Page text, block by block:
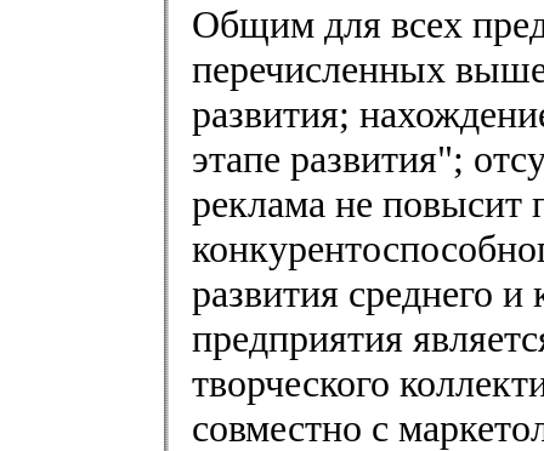
Общим для всех
перечисленных выше
развития;
этапе развития";
реклама не повысит
развития среднего
предприятия
творческого
совместно с